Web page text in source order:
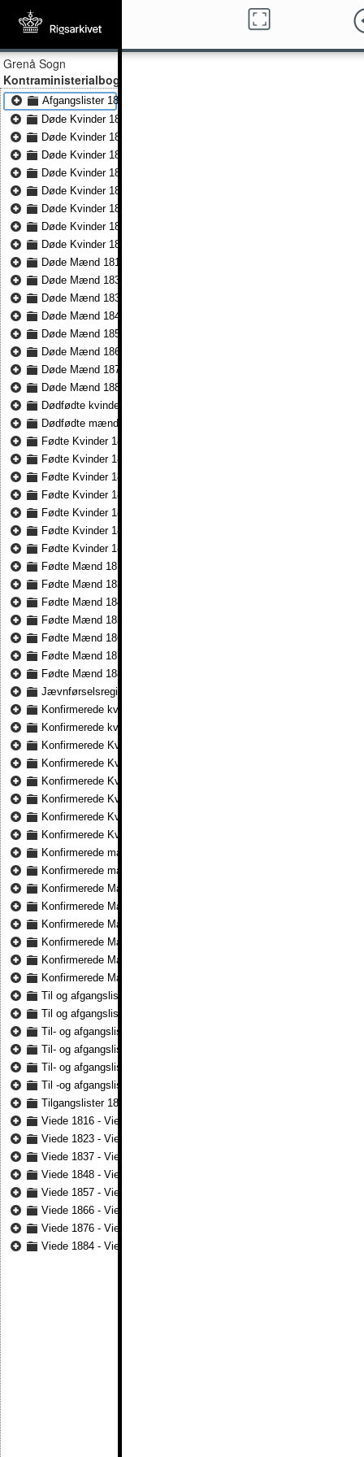
Grenå Sogn
Kontraministerialbog
Afgangslister 1816 - Afgangslister 1824
Døde Kvinder 1816 - Døde Kvinder 1834
Døde Kvinder 1835 - Døde Kvinder 1836
Døde Kvinder 1837 - Døde Kvinder 1847
Døde Kvinder 1848 - Døde Kvinder 1857
Døde Kvinder 1857 - Døde Kvinder 1865
Døde Kvinder 1866 - Døde Kvinder 1875
Døde Kvinder 1876 - Døde Kvinder 1883
Døde Kvinder 1884 - Døde Kvinder 1891
Døde Mænd 1816 - Døde Mænd 1834
Døde Mænd 1835 - Døde Mænd 1836
Døde Mænd 1837 - Døde Mænd 1847
Døde Mænd 1848 - Døde Mænd 1857
Døde Mænd 1857 - Døde Mænd 1865
Døde Mænd 1866 - Døde Mænd 1875
Døde Mænd 1876 - Døde Mænd 1883
Døde Mænd 1884 - Døde Mænd 1891
Dødfødte kvinder 1816 - Dødfødte kvinder 1836
Dødfødte mænd 1819 - Dødfødte mænd 1836
Fødte Kvinder 1815 - Fødte Kvinder 1836
Fødte Kvinder 1837 - Fødte Kvinder 1847
Fødte Kvinder 1848 - Fødte Kvinder 1857
Fødte Kvinder 1857 - Fødte Kvinder 1865
Fødte Kvinder 1866 - Fødte Kvinder 1875
Fødte Kvinder 1876 - Fødte Kvinder 1883
Fødte Kvinder 1884 - Fødte Kvinder 1891
Fødte Mænd 1815 - Fødte Mænd 1836
Fødte Mænd 1837 - Fødte Mænd 1847
Fødte Mænd 1848 - Fødte Mænd 1857
Fødte Mænd 1857 - Fødte Mænd 1865
Fødte Mænd 1866 - Fødte Mænd 1875
Fødte Mænd 1876 - Fødte Mænd 1883
Fødte Mænd 1884 - Fødte Mænd 1891
Jævnførselsregister 1832 - Jævnførselsregister 1836
Konfirmerede kvinder 1816 - Konfirmerede kvinder 1823
Konfirmerede kvinder 1824 - Konfirmerede kvinder 1836
Konfirmerede Kvinder 1837 - Konfirmerede Kvinder 1847
Konfirmerede Kvinder 1848 - Konfirmerede Kvinder 1857
Konfirmerede Kvinder 1857 - Konfirmerede Kvinder 1865
Konfirmerede Kvinder 1866 - Konfirmerede Kvinder 1875
Konfirmerede Kvinder 1876 - Konfirmerede Kvinder 1883
Konfirmerede Kvinder 1884 - Konfirmerede Kvinder 1891
Konfirmerede mænd 1816 - Konfirmerede mænd 1825
Konfirmerede mænd 1826 - Konfirmerede mænd 1836
Konfirmerede Mænd 1837 - Konfirmerede Mænd 1847
Konfirmerede Mænd 1848 - Konfirmerede Mænd 1857
Konfirmerede Mænd 1857 - Konfirmerede Mænd 1865
Konfirmerede Mænd 1866 - Konfirmerede Mænd 1875
Konfirmerede Mænd 1876 - Konfirmerede Mænd 1883
Konfirmerede Mænd 1884 - Konfirmerede Mænd 1891
Til og afgangslister 1824 - Til og afgangslister 1836
Til og afgangslister 1876 - Til og afgangslister 1877
Til- og afgangslister 1837 - Til- og afgangslister 1847
Til- og afgangslister 1857 - Til- og afgangslister 1865
Til- og afgangslister 1866 - Til- og afgangslister 1875
Til -og afgangslister 1848 - Til -og afgangslister 1857
Tilgangslister 1816 - Tilgangslister 1825
Viede 1816 - Viede 1823
Viede 1823 - Viede 1836
Viede 1837 - Viede 1847
Viede 1848 - Viede 1857
Viede 1857 - Viede 1865
Viede 1866 - Viede 1875
Viede 1876 - Viede 1883
Viede 1884 - Viede 1891